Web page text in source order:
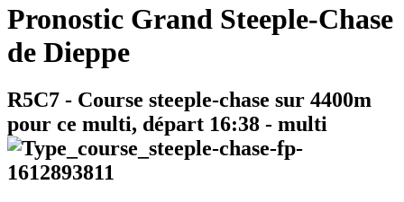
Pronostic Grand Steeple-Chase
de Dieppe
R5C7 - Course steeple-chase sur 4400m
pour ce multi, départ 16:38 - multi